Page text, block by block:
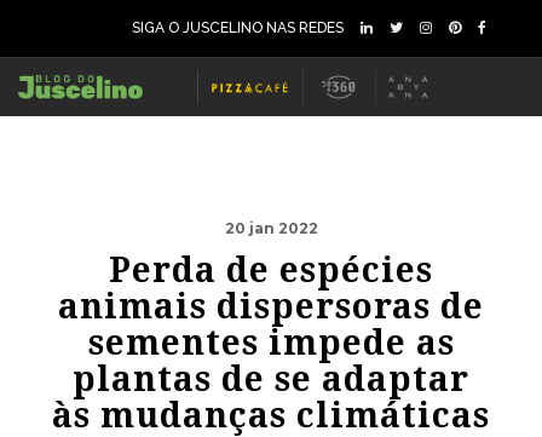
SIGA O JUSCELINO NAS REDES
20 jan 2022
Perda de espécies
animais dispersoras de
sementes impede as
plantas de se adaptar
às mudanças climáticas